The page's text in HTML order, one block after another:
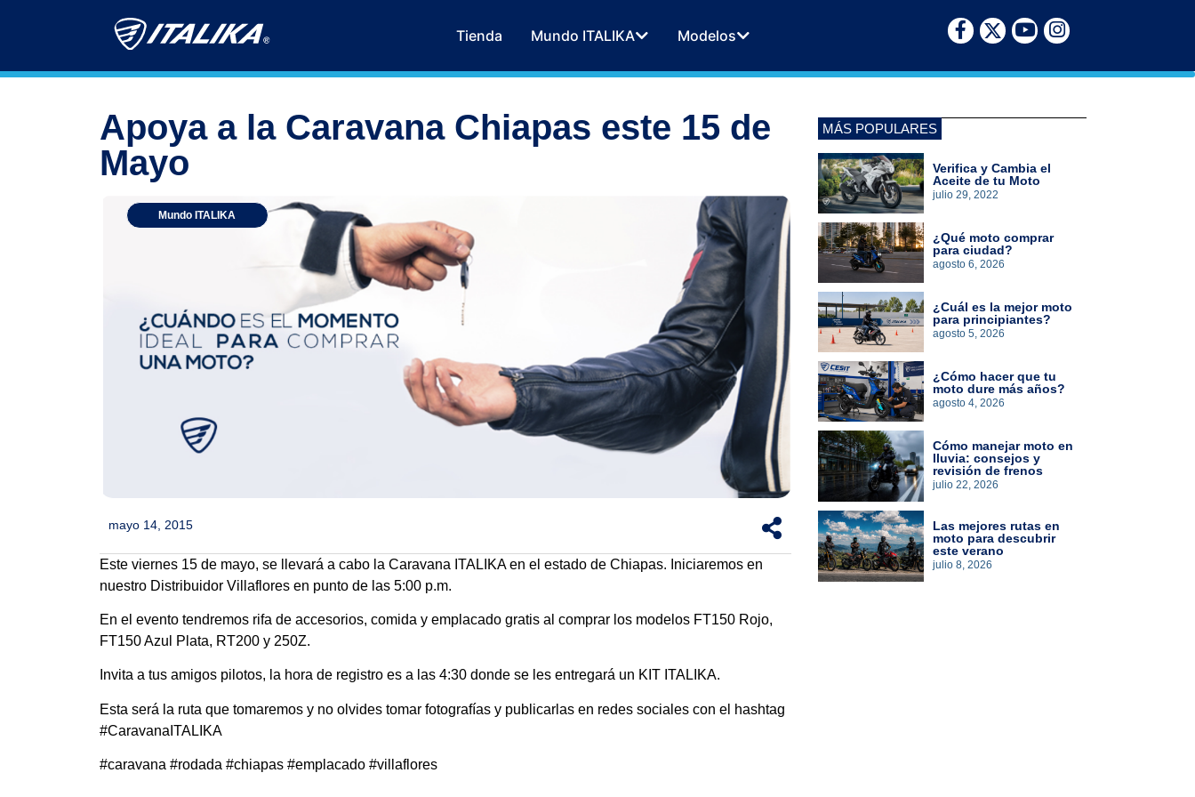
Tienda Mundo ITALIKA Modelos
Apoya a la Caravana Chiapas este 15 de
Mayo
mayo 14, 2015
Mundo ITALIKA
Este viernes 15 de mayo, se llevará a cabo la Caravana ITALIKA en el estado de Chiapas. Iniciaremos en
nuestro Distribuidor Villaflores en punto de las 5:00 p.m.
En el evento tendremos rifa de accesorios, comida y emplacado gratis al comprar los modelos FT150 Rojo,
FT150 Azul Plata, RT200 y 250Z.
Invita a tus amigos pilotos, la hora de registro es a las 4:30 donde se les entregará un KIT ITALIKA.
Esta será la ruta que tomaremos y no olvides tomar fotografías y publicarlas en redes sociales con el hashtag
#CaravanaITALIKA
#caravana #rodada #chiapas #emplacado #villaflores
MÁS POPULARES
Verifica y Cambia el
Aceite de tu Moto
julio 29, 2022
¿Qué moto comprar
para ciudad?
agosto 6, 2026
¿Cuál es la mejor moto
para principiantes?
agosto 5, 2026
¿Cómo hacer que tu
moto dure más años?
agosto 4, 2026
Cómo manejar moto en
lluvia: consejos y
revisión de frenos
julio 22, 2026
Las mejores rutas en
moto para descubrir
este verano
julio 8, 2026